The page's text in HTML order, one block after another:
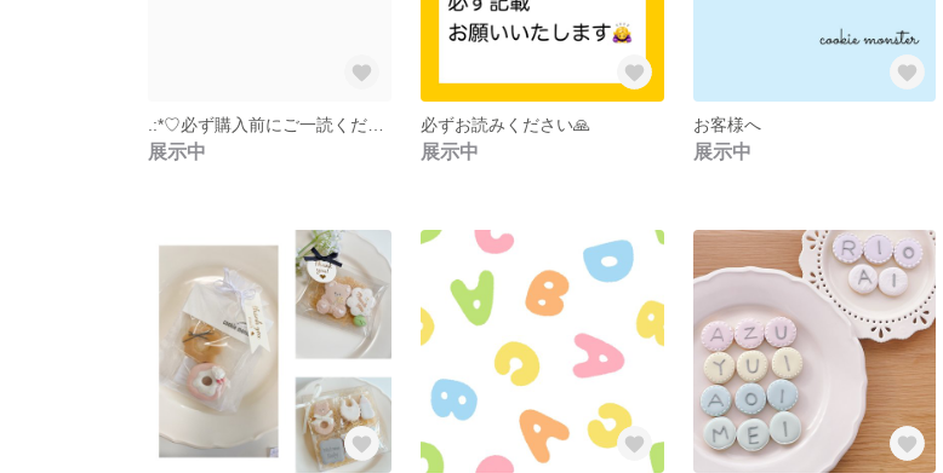
展示中
必ずお読みください🙏
展示中
お客様へ
展示中